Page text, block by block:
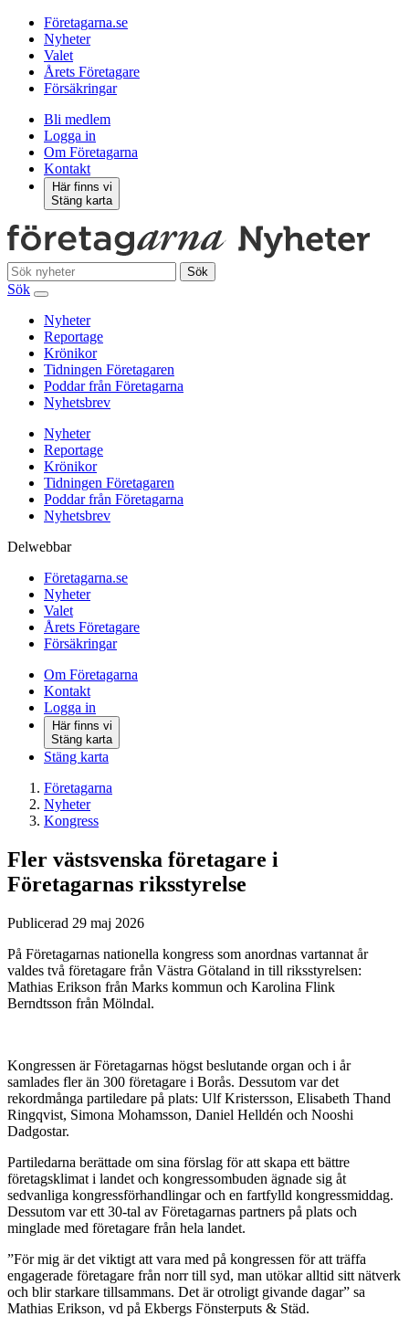
Företagarna.se
Nyheter
Valet
Årets Företagare
Försäkringar
Bli medlem
Logga in
Om Företagarna
Kontakt
Här finns vi
Stäng karta
Sök
Sök
Nyheter
Reportage
Krönikor
Tidningen Företagaren
Poddar från Företagarna
Nyhetsbrev
Nyheter
Reportage
Krönikor
Tidningen Företagaren
Poddar från Företagarna
Nyhetsbrev
Delwebbar
Företagarna.se
Nyheter
Valet
Årets Företagare
Försäkringar
Om Företagarna
Kontakt
Logga in
Här finns vi
Stäng karta
Stäng karta
Företagarna
Nyheter
Kongress
Fler västsvenska företagare i
Företagarnas riksstyrelse
Publicerad 29 maj 2026
På Företagarnas nationella kongress som anordnas vartannat år
valdes två företagare från Västra Götaland in till riksstyrelsen:
Mathias Erikson från Marks kommun och Karolina Flink
Berndtsson från Mölndal.
Kongressen är Företagarnas högst beslutande organ och i år
samlades fler än 300 företagare i Borås. Dessutom var det
rekordmånga partiledare på plats: Ulf Kristersson, Elisabeth Thand
Ringqvist, Simona Mohamsson, Daniel Helldén och Nooshi
Dadgostar.
Partiledarna berättade om sina förslag för att skapa ett bättre
företagsklimat i landet och kongressombuden ägnade sig åt
sedvanliga kongressförhandlingar och en fartfylld kongressmiddag.
Dessutom var ett 30-tal av Företagarnas partners på plats och
minglade med företagare från hela landet.
”För mig är det viktigt att vara med på kongressen för att träffa
engagerade företagare från norr till syd, man utökar alltid sitt nätverk
och blir starkare tillsammans. Det är otroligt givande dagar” sa
Mathias Erikson, vd på Ekbergs Fönsterputs & Städ.